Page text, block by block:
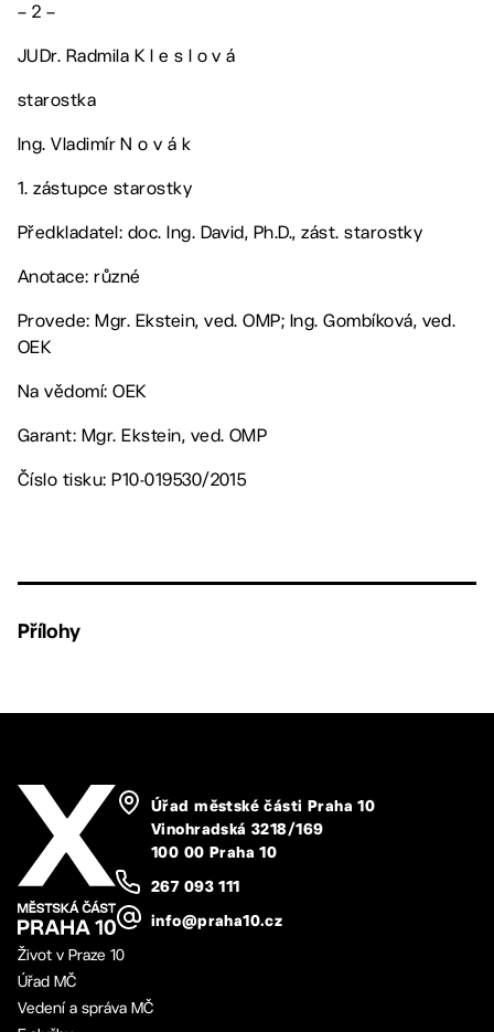
– 2 –
JUDr. Radmila K l e s l o v á
starostka
Ing. Vladimír N o v á k
1. zástupce starostky
Předkladatel: doc. Ing. David, Ph.D., zást. starostky
Anotace: různé
Provede: Mgr. Ekstein, ved. OMP; Ing. Gombíková, ved.
OEK
Na vědomí: OEK
Garant: Mgr. Ekstein, ved. OMP
Číslo tisku: P10-019530/2015
Přílohy
Úřad městské části Praha 10
Vinohradská 3218/169
100 00 Praha 10
267 093 111
info@praha10.cz
Život v Praze 10
Úřad MČ
Vedení a správa MČ